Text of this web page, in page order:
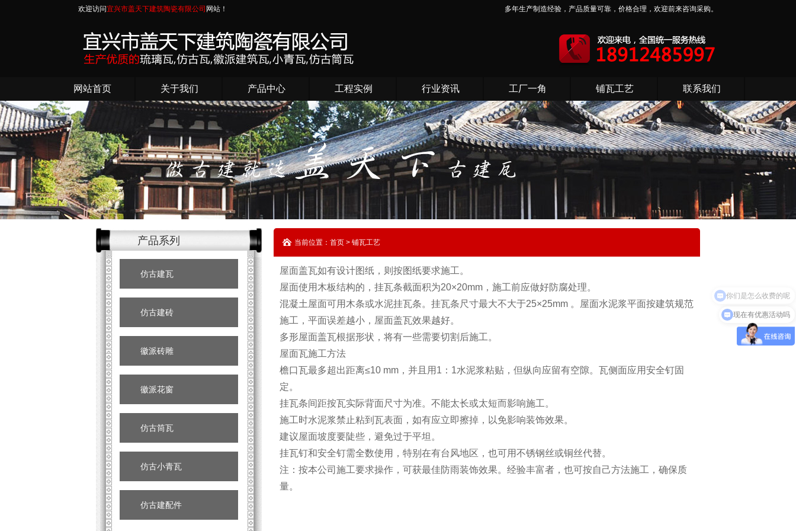
欢迎访问宜兴市盖天下建筑陶瓷有限公司 网站！ 多年生产制造经验，产品质量可靠，价格合理，欢迎前来咨询采购。
网站首页 关于我们 产品中心 工程实例 行业资讯 工厂一角 铺瓦工艺 联系我们
产品系列
仿古建瓦
仿古建砖
徽派砖雕
徽派花窗
仿古筒瓦
仿古小青瓦
仿古建配件
当前位置：首页 > 铺瓦工艺
屋面盖瓦如有设计图纸，则按图纸要求施工。
屋面使用木板结构的，挂瓦条截面积为20×20mm，施工前应做好防腐处理。
混凝土屋面可用木条或水泥挂瓦条。挂瓦条尺寸最大不大于25×25mm 。屋面水泥浆平面按建筑规范
施工，平面误差越小，屋面盖瓦效果越好。
多形屋面盖瓦根据形状，将有一些需要切割后施工。
屋面瓦施工方法
檐口瓦最多超出距离≤10 mm，并且用1：1水泥浆粘贴，但纵向应留有空隙。瓦侧面应用安全钉固
定。
挂瓦条间距按瓦实际背面尺寸为准。不能太长或太短而影响施工。
施工时水泥浆禁止粘到瓦表面，如有应立即擦掉，以免影响装饰效果。
建议屋面坡度要陡些，避免过于平坦。
挂瓦钉和安全钉需全数使用，特别在有台风地区，也可用不锈钢丝或铜丝代替。
注：按本公司施工要求操作，可获最佳防雨装饰效果。经验丰富者，也可按自己方法施工，确保质
量。
现在有优惠活动吗